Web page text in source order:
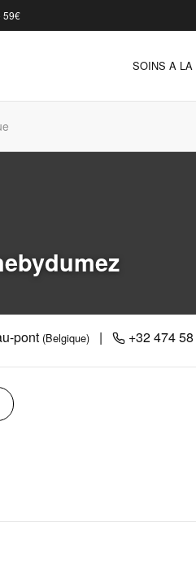
59€
SOINS A
pont (Belgique) | +32 474